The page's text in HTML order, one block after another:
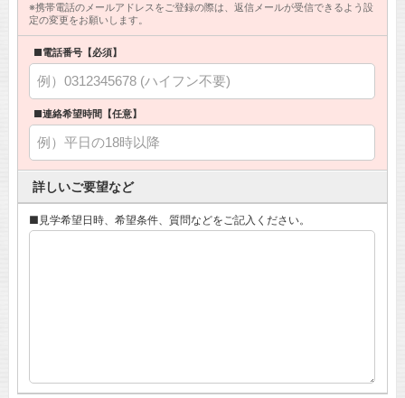
※携帯電話のメールアドレスをご登録の際は、返信メールが受信できるよう設
定の変更をお願いします。
■電話番号【必須】
■連絡希望時間【任意】
詳しいご要望など
■見学希望日時、希望条件、質問などをご記入ください。